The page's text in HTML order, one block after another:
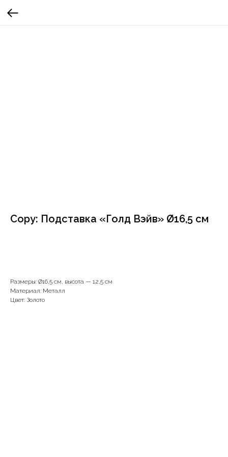
Copy: Подставка «Голд Вэйв» Ø16,5 см
Размеры: Ø16,5 см, высота — 12,5 см
Материал: Металл
Цвет: Золото